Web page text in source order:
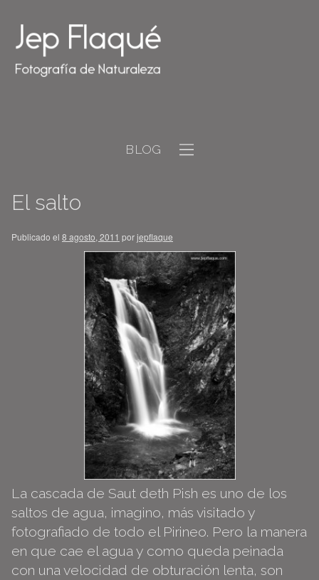
BLOG
El salto
Publicado el 8 agosto, 2011 porjepflaque
La cascada de Saut deth Pish es uno de los
saltos de agua, imagino, más visitado y
fotografiado de todo el Pirineo. Pero la manera
en que cae el agua y como queda peinada
con una velocidad de obturación lenta, son